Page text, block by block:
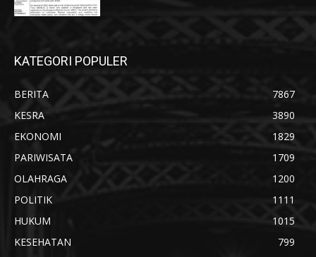
KATEGORI POPULER
BERITA
7867
KESRA
3890
EKONOMI
1829
PARIWISATA
1709
OLAHRAGA
1200
POLITIK
1111
HUKUM
1015
KESEHATAN
799